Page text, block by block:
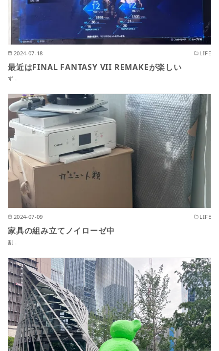
2024-07-18 LIFE
最近はFINAL FANTASY VII REMAKEが楽しい
ず…
2024-07-09 LIFE
家具の組み立てノイローゼ中
割…